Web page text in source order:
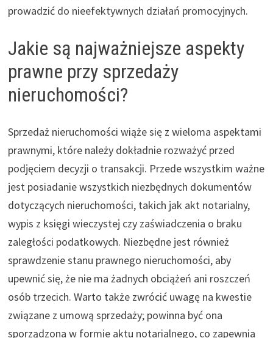
prowadzić do nieefektywnych działań promocyjnych.
Jakie są najważniejsze aspekty
prawne przy sprzedaży
nieruchomości?
Sprzedaż nieruchomości wiąże się z wieloma aspektami
prawnymi, które należy dokładnie rozważyć przed
podjęciem decyzji o transakcji. Przede wszystkim ważne
jest posiadanie wszystkich niezbędnych dokumentów
dotyczących nieruchomości, takich jak akt notarialny,
wypis z księgi wieczystej czy zaświadczenia o braku
zaległości podatkowych. Niezbędne jest również
sprawdzenie stanu prawnego nieruchomości, aby
upewnić się, że nie ma żadnych obciążeń ani roszczeń
osób trzecich. Warto także zwrócić uwagę na kwestie
związane z umową sprzedaży; powinna być ona
sporządzona w formie aktu notarialnego, co zapewnia